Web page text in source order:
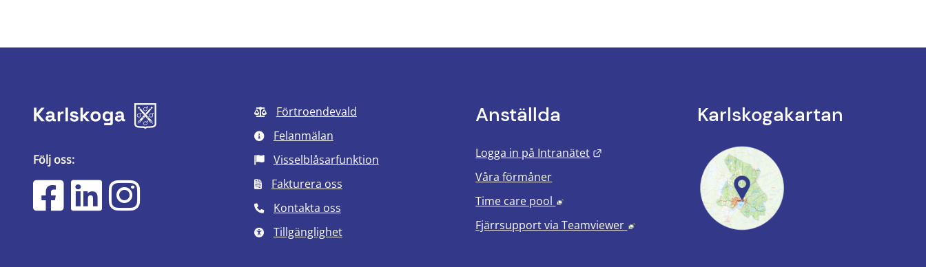
Följ oss:
Förtroendevald
Felanmälan
Visselblåsarfunktion
Fakturera oss
Kontakta oss
Tillgänglighet
Anställda
Logga in på Intranätet
Länk till annan webbplats.
Våra förmåner
Time care pool
Länk till annan webbplats, öppnas i nytt fönster.
Fjärrsupport viaTeamviewer Länk till annan webbplats, öppnas i nytt fönster.
Karlskoga­kartan